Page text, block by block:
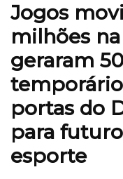
Jogos
milhões
geraram
portas do
para
esporte